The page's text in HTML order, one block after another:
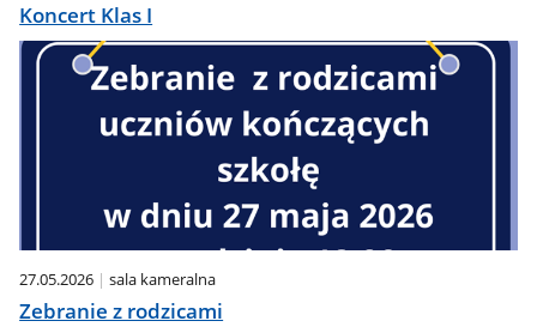
Koncert Klas I
27.05.2026 sala kameralna
Zebranie z rodzicami